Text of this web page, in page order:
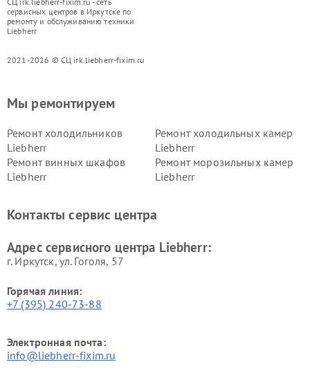
сервисных центров в Иркутске по
ремонту и обслуживанию техники
Liebherr
2021-2026 © СЦ irk.liebherr-fixim.ru
Мы ремонтируем
Ремонт холодильников
Liebherr
Ремонт холодильных камер
Liebherr
Ремонт винных шкафов
Liebherr
Ремонт морозильных камер
Liebherr
Контакты сервис центра
Адрес сервисного центра Liebherr:
г. Иркутск, ул. ​Гоголя, 57
Горячая линия:
+7 (395) 240-73-88
Электронная почта:
info@liebherr-fixim.ru